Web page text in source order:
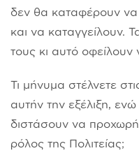
δεν θα καταφέρουν
και να καταγγείλουν.
τους κι αυτό
Τι μήνυμα στέλνετε
αυτήν την εξέλιξη,
διστάσουν να
ρόλος της Πολιτείας;